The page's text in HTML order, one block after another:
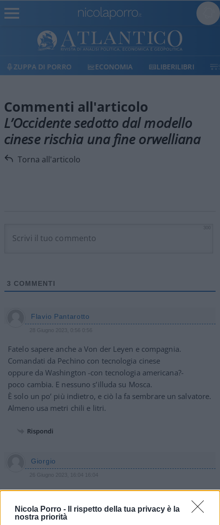
Nicola Porro -
Il rispetto della tua privacy è la
nostra priorità
ZUPPA DI PORRO ECONOMIA LIBERILIBRI
Commenti all'articolo
L’Occidente sedotto dal modello
cinese rischia una fine orwelliana
Torna all'articolo
3 COMMENTI
Flavio Pantarotto
28 Giugno 2023, 0:56 0:56
Fatelo sapere anche a Von der Leyen e compagnia.
Comandati da Pechino con tecnologia cinese
oppure da Washington -con tecnologia americana?-
poco cambia. E nessuno s’illuda su Mosca.
È solo un po’ più indietro, e ciò la fa sembrare un salvatore.
Almeno usa metri chili e litri.
Rispondi
Giorgio
26 Giugno 2023, 16:04 16:04
Come mai nessuna televisione di stato ,od i main stream
della stampa hanno fatto un mea culpa?dove sono i
paone,gruber ,scanzi,parenzo,ricciardi,speranza